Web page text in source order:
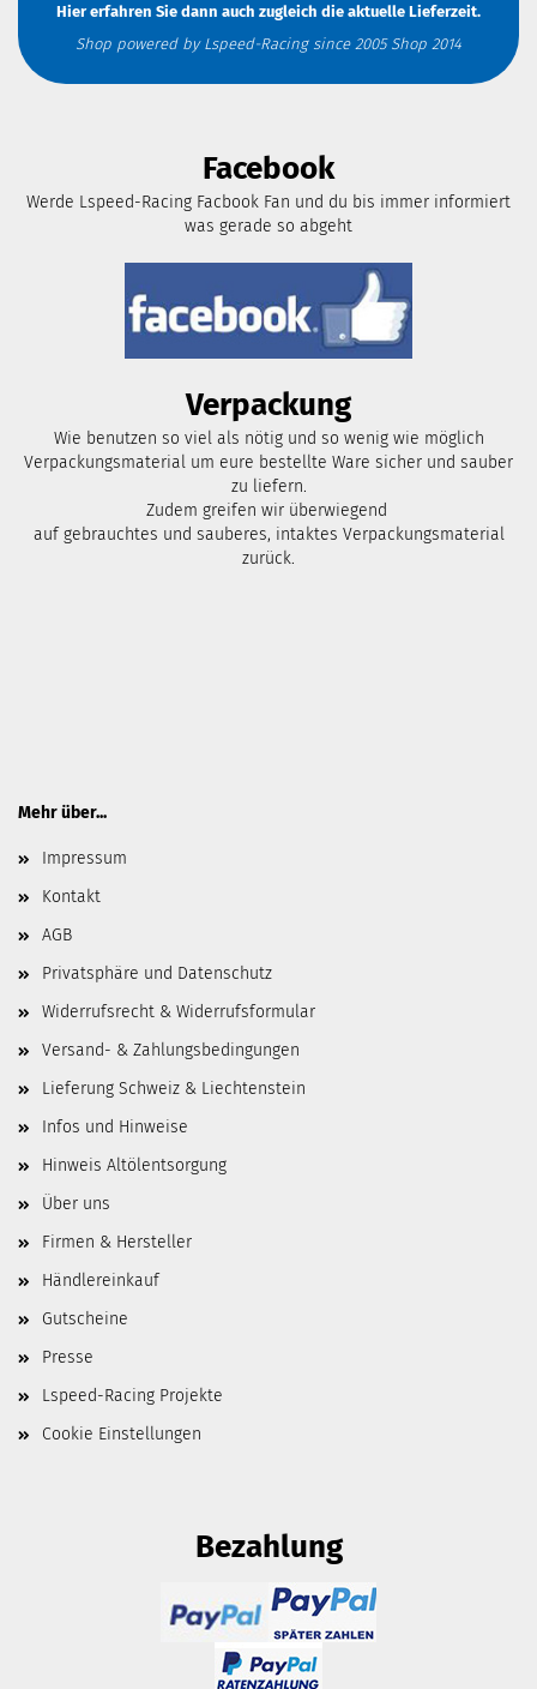
Hier erfahren Sie dann auch zugleich die aktuelle Lieferzeit.
Shop powered by Lspeed-Racing since 2005 Shop 2014
Facebook
Werde Lspeed-Racing Facbook Fan und du bis immer informiert
was gerade so abgeht
Verpackung
Wie benutzen so viel als nötig und so wenig wie möglich
Verpackungsmaterial um eure bestellte Ware sicher und sauber
zu liefern.
Zudem greifen wir überwiegend
auf gebrauchtes und sauberes, intaktes Verpackungsmaterial
zurück.
Mehr über...
Impressum
Kontakt
AGB
Privatsphäre und Datenschutz
Widerrufsrecht & Widerrufsformular
Versand- & Zahlungsbedingungen
Lieferung Schweiz & Liechtenstein
Infos und Hinweise
Hinweis Altölentsorgung
Über uns
Firmen & Hersteller
Händlereinkauf
Gutscheine
Presse
Lspeed-Racing Projekte
Cookie Einstellungen
Bezahlung